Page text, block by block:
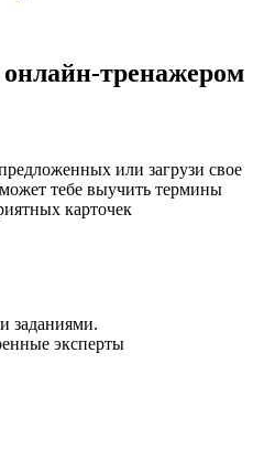
тренажером
или загрузи свое
тебе выучить термины
карточек
заданиями.
эксперты